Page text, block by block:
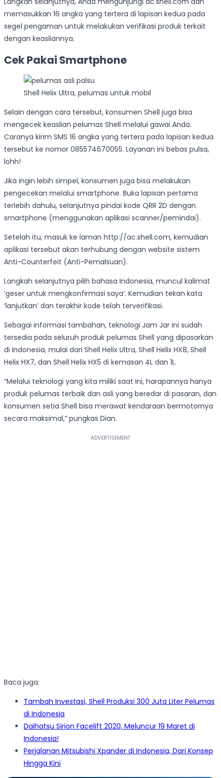
memasukkan 16 angka yang tertera di lapisan kedua pada
segel pengaman untuk melakukan verifikasi produk terkait
dengan keasliannya.
Cek Pakai Smartphone
Shell Helix Ultra, pelumas untuk mobil
Selain dengan cara tersebut, konsumen Shell juga bisa
mengecek keaslian pelumas Shell melalui gawai Anda.
Caranya kirim SMS 16 angka yang tertera pada lapisan kedua
tersebut ke nomor 085574670055. Layanan ini bebas pulsa,
lohh!
Jika ingin lebih simpel, konsumen juga bisa melakukan
pengecekan melalui smartphone. Buka lapisan pertama
terlebih dahulu, selanjutnya pindai kode QRR 2D dengan
smartphone (menggunakan aplikasi scanner/pemindai).
Setelah itu, masuk ke laman http://ac.shell.com, kemudian
aplikasi tersebut akan terhubung dengan website sistem
Anti-Counterfeit (Anti-Pemalsuan).
Langkah selanjutnya pilih bahasa Indonesia, muncul kalimat
‘geser untuk mengkonfirmasi saya’. Kemudian tekan kata
‘lanjutkan’ dan terakhir kode telah terverifikasi.
Sebagai informasi tambahan, teknologi Jam Jar ini sudah
tersedia pada seluruh produk pelumas Shell yang dipasarkan
di Indonesia, mulai dari Shell Helix Ultra, Shell Helix HX8, Shell
Helix HX7, dan Shell Helix HX5 di kemasan 4L dan 1L.
“Melalui teknologi yang kita miliki saat ini, harapannya hanya
produk pelumas terbaik dan asli yang beredar di pasaran, dan
konsumen setia Shell bisa merawat kendaraan bermotornya
secara maksimal,” pungkas Dian.
Baca juga:
Tambah Investasi, Shell Produksi 300 Juta Liter Pelumas
di Indonesia
Daihatsu Sirion Facelift 2020, Meluncur 19 Maret di
Indonesia!
Perjalanan Mitsubishi Xpander di Indonesia, Dari Konsep
Hingga Kini